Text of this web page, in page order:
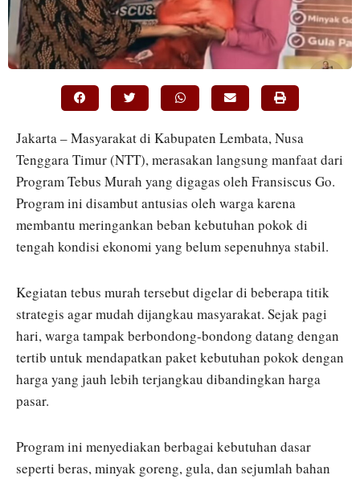
Jakarta – Masyarakat di Kabupaten Lembata, Nusa
Tenggara Timur (NTT), merasakan langsung manfaat dari
Program Tebus Murah yang digagas oleh Fransiscus Go.
Program ini disambut antusias oleh warga karena
membantu meringankan beban kebutuhan pokok di
tengah kondisi ekonomi yang belum sepenuhnya stabil.
Kegiatan tebus murah tersebut digelar di beberapa titik
strategis agar mudah dijangkau masyarakat. Sejak pagi
hari, warga tampak berbondong-bondong datang dengan
tertib untuk mendapatkan paket kebutuhan pokok dengan
harga yang jauh lebih terjangkau dibandingkan harga
pasar.
Program ini menyediakan berbagai kebutuhan dasar
seperti beras, minyak goreng, gula, dan sejumlah bahan